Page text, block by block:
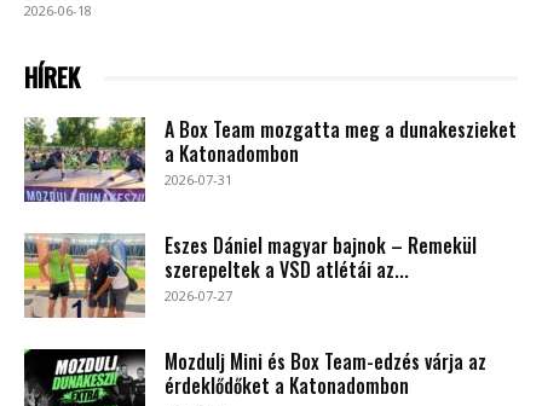
2026-06-18
HÍREK
A Box Team mozgatta meg a dunakeszieket
a Katonadombon
2026-07-31
Eszes Dániel magyar bajnok – Remekül
szerepeltek a VSD atlétái az...
2026-07-27
Mozdulj Mini és Box Team-edzés várja az
érdeklődőket a Katonadombon